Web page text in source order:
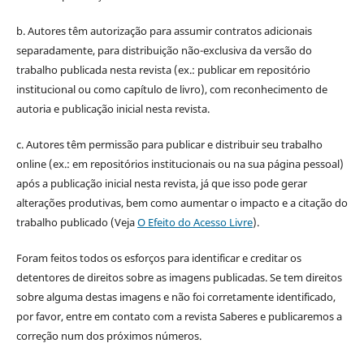
b. Autores têm autorização para assumir contratos adicionais
separadamente, para distribuição não-exclusiva da versão do
trabalho publicada nesta revista (ex.: publicar em repositório
institucional ou como capítulo de livro), com reconhecimento de
autoria e publicação inicial nesta revista.
c. Autores têm permissão para publicar e distribuir seu trabalho
online (ex.: em repositórios institucionais ou na sua página pessoal)
após a publicação inicial nesta revista, já que isso pode gerar
alterações produtivas, bem como aumentar o impacto e a citação do
trabalho publicado (VejaO Efeito do Acesso Livre).
Foram feitos todos os esforços para identificar e creditar os
detentores de direitos sobre as imagens publicadas. Se tem direitos
sobre alguma destas imagens e não foi corretamente identificado,
por favor, entre em contato com a revista Saberes e publicaremos a
correção num dos próximos números.